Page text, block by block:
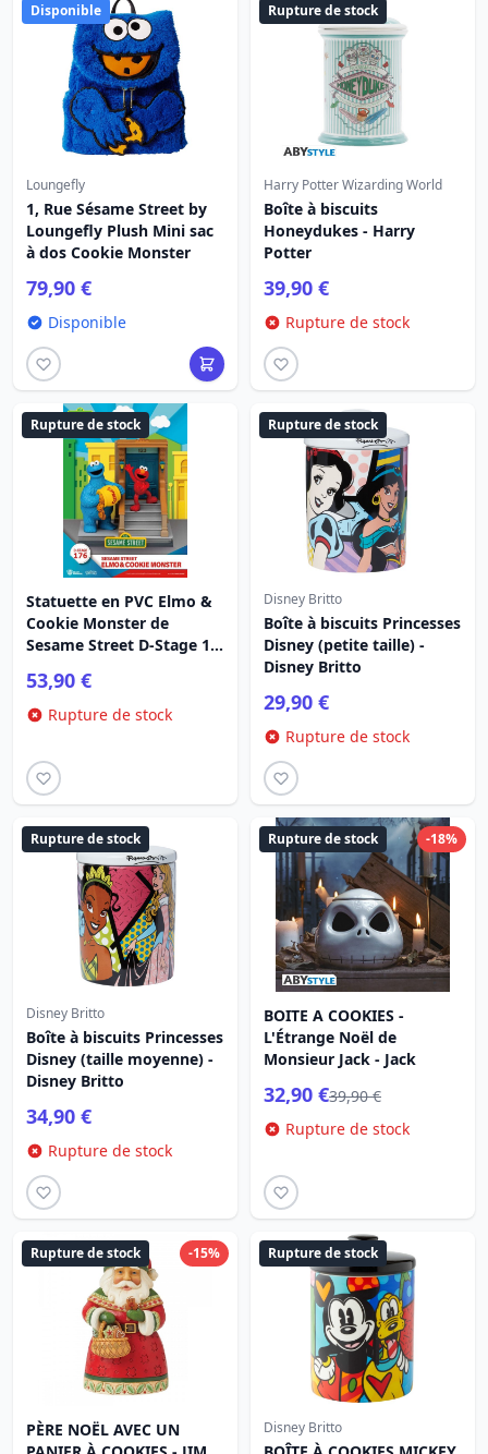
Disponible
Loungefly
1, Rue Sésame Street by
Loungefly Plush Mini sac
à dos Cookie Monster
79,90 €
Disponible
Rupture de stock
Harry Potter Wizarding World
Boîte à biscuits
Honeydukes - Harry
Potter
39,90 €
Rupture de stock
Rupture de stock
Statuette en PVC Elmo &
Cookie Monster de
Sesame Street D-Stage 11
53,90 €
Rupture de stock
Rupture de stock
Disney Britto
Boîte à biscuits Princesses
Disney (petite taille) -
Disney Britto
29,90 €
Rupture de stock
Rupture de stock
Disney Britto
Boîte à biscuits Princesses
Disney (taille moyenne) -
Disney Britto
34,90 €
Rupture de stock
-18%
Rupture de stock
BOITE A COOKIES -
L'Étrange Noël de
Monsieur Jack - Jack
32,90 €39,90 €
Rupture de stock
-15%
Rupture de stock
PÈRE NOËL AVEC UN
Rupture de stock
Disney Britto